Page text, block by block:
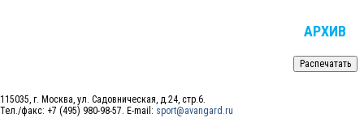
АРХИВ
115035, г. Москва, ул. Садовническая, д.24, стр.6.
Тел./факс: +7 (495) 980-98-57. E-mail: sport@avangard.ru